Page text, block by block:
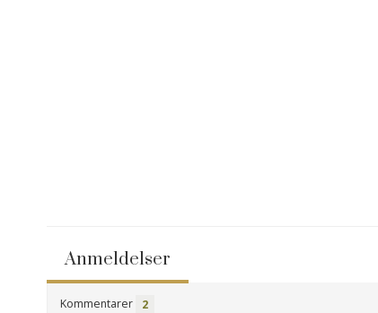
Anmeldelser
Kommentarer
2